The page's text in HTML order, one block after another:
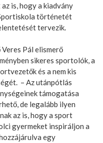
is, hogy a kiadvány
történetét
tervezik.
Pál elismerő
sikeres sportolók, a
és a nem kis
– Az utánpótlás
támogatása
de legalább ilyen
az is, hogy a sport
gyermeket inspiráljon a
egy